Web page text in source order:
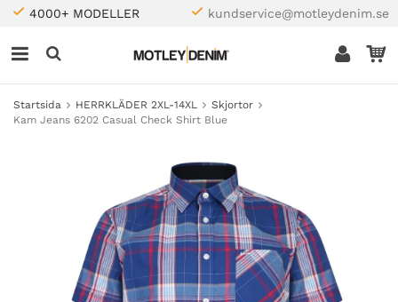
4000+ MODELLER kundservice@motleydenim.se
Startsida HERRKLÄDER 2XL-14XL
Skjortor
Kam Jeans 6202 Casual Check Shirt Blue